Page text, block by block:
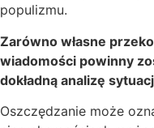
populizmu.
Zarówno własne
wiadomości powinny
dokładną analizę
Oszczędzanie może